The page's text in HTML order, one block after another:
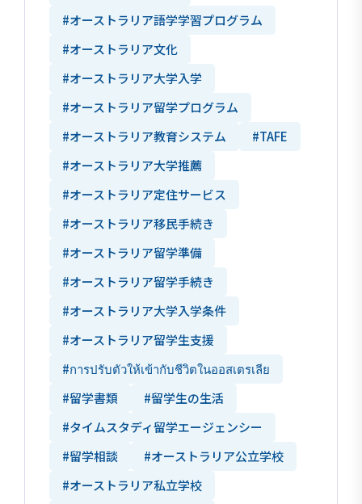
#オーストラリア語学学習プログラム
#オーストラリア文化
#オーストラリア大学入学
#オーストラリア留学プログラム
#オーストラリア教育システム
#TAFE
#オーストラリア大学推薦
#オーストラリア定住サービス
#オーストラリア移民手続き
#オーストラリア留学準備
#オーストラリア留学手続き
#オーストラリア大学入学条件
#オーストラリア留学生支援
#การปรับตัวให้เข้ากับชีวิตในออสเตรเลีย
#留学書類
#留学生の生活
#タイムスタディ留学エージェンシー
#留学相談
#オーストラリア公立学校
#オーストラリア私立学校